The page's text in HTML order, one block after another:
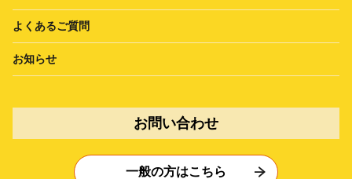
よくあるご質問
お知らせ
お問い合わせ
一般の方はこちら